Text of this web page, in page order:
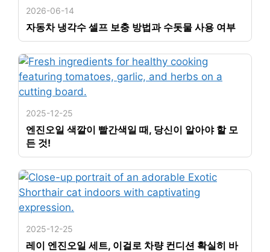
2026-06-14
자동차 냉각수 셀프 보충 방법과 수돗물 사용 여부
2025-12-25
엔진오일 색깔이 빨간색일 때, 당신이 알아야 할 모
든 것!
2025-12-25
레이 엔진오일 세트, 이걸로 차량 컨디션 확실히 바